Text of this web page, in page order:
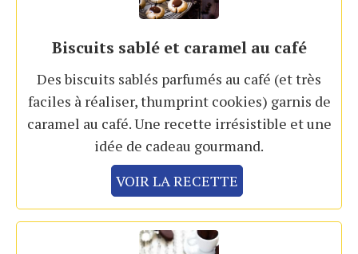
Biscuits sablé et caramel au café
Des biscuits sablés parfumés au café (et très
faciles à réaliser, thumprint cookies) garnis de
caramel au café. Une recette irrésistible et une
idée de cadeau gourmand.
VOIR LA RECETTE